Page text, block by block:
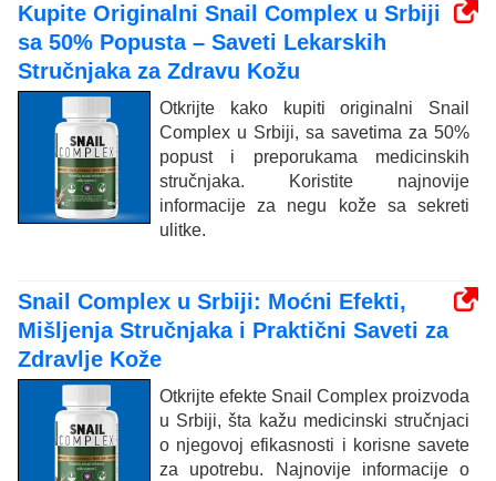
Kupite Originalni Snail Complex u Srbiji
sa 50% Popusta – Saveti Lekarskih
Stručnjaka za Zdravu Kožu
Otkrijte kako kupiti originalni Snail
Complex u Srbiji, sa savetima za 50%
popust i preporukama medicinskih
stručnjaka. Koristite najnovije
informacije za negu kože sa sekreti
ulitke.
Snail Complex u Srbiji: Moćni Efekti,
Mišljenja Stručnjaka i Praktični Saveti za
Zdravlje Kože
Otkrijte efekte Snail Complex proizvoda
u Srbiji, šta kažu medicinski stručnjaci
o njegovoj efikasnosti i korisne savete
za upotrebu. Najnovije informacije o